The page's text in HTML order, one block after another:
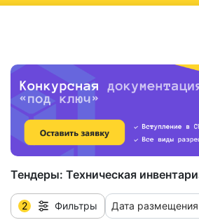
Тендеры: Техническая
2 Фильтры Дата